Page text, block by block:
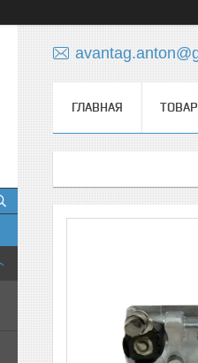
ГЛАВНАЯ